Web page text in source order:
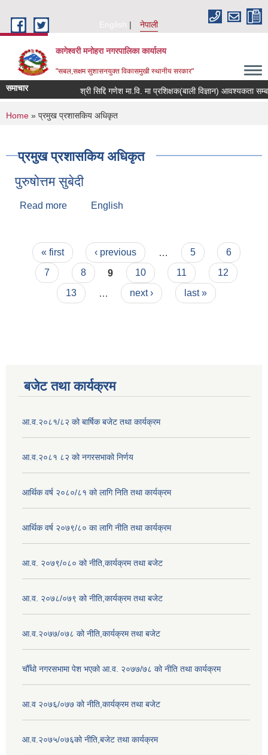
English
नेपाली
कागेश्वरी मनोहरा नगरपालिका कार्यालय
"सबल,सक्षम सुशासनयुक्त विकासमुखी स्थानीय सरकार"
समाचार श्री सिद्दि गणेश मा.वि. मा प्रशिक्षक(बाली विज्ञान) आवश्यकता सम्बन्धी
You are here
Home » प्रमुख प्रशासकिय अधिकृत
प्रमुख प्रशासकिय अधिकृत
पुरुषोत्तम सुबेदी
Read more about पुरुषोत्तम सुबेदी
English
Pages
« first ‹ previous 5
6
7
8 9 10 11
12
13
next › last »
बजेट तथा कार्यक्रम
आ.व.२०८१/८२ को बार्षिक बजेट तथा कार्यक्रम
आ.व.२०८१ ८२ को नगरसभाको निर्णय
आर्थिक वर्ष २०८०/८१ को लागि निति तथा कार्यक्रम
आर्थिक वर्ष २०७९/८० का लागि नीति तथा कार्यक्रम
आ.व. २०७९/०८० को नीति,कार्यक्रम तथा बजेट
आ.व. २०७८/०७९ को नीति,कार्यक्रम तथा बजेट
आ.व.२०७७/०७८ को नीति,कार्यक्रम तथा बजेट
चौँथो नगरसभामा पेश भएको आ.व. २०७७/७८ को नीति तथा कार्यक्रम
आ.व २०७६/०७७ को नीति,कार्यक्रम तथा बजेट
आ.व.२०७५/०७६को नीति,बजेट तथा कार्यक्रम